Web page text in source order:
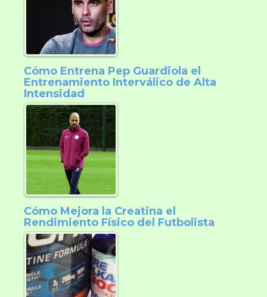
Cómo Entrena Pep Guardiola el
Entrenamiento Interválico de Alta
Intensidad
Cómo Mejora la Creatina el
Rendimiento Físico del Futbolista